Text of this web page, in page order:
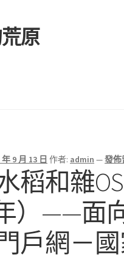
原
年 9 月 13 日 作者: admin —發佈
稻和雜
）——面
戶網－